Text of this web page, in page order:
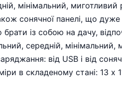
мінімальний,
сонячної панелі, що
із собою на дачу,
середній,
від USB і від
в складеному стані: 13